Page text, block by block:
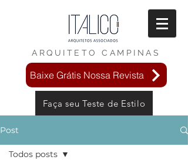
ARQUITETO CAMPINAS
Baixe Grátis Nossa Revista
Faça seu Teste de Estilo
Post
Todos posts